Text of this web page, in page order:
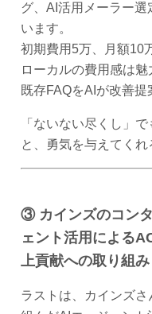
グ、AI活用メーラー
います。
初期費用5万、月額10
ローカルの費用感は魅
既存FAQをAIが改善提
「ないない尽くし」
と、勇気を与えてくれ
③ カインズのコン
ェント活用による
上貢献への取り組み
ラストは、カインズ